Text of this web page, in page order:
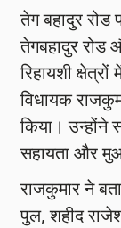
तेग बहादुर रोड
तेगबहादुर रोड
रिहायशी
विधायक
किया। उन्होंने
सहायता और
राजकुमार ने
पुल, शहीद